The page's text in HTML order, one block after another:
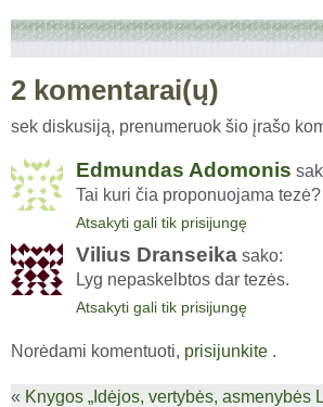
2 komentarai(ų)
sek diskusiją, prenumeruok šio įrašo
Edmundas Adomonis
Tai kuri čia proponuojama tezė?
Atsakyti gali tik prisijungę
Vilius Dranseika sako:
Lyg nepaskelbtos dar tezės.
Atsakyti gali tik prisijungę
Norėdami komentuoti, prisijunkite .
« Knygos „Idėjos, vertybės, asmenybės